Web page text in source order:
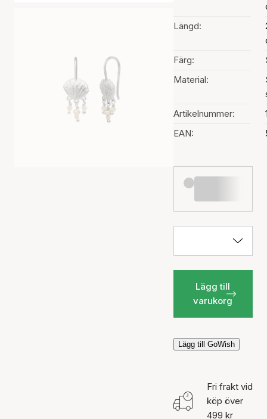
Längd:
Färg:
Material:
Artikelnummer:
EAN:
Lägg till
varukorg
Lägg till GoWish
Fri frakt vid
köp över
499 kr